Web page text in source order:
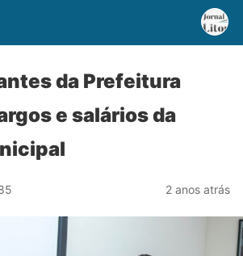
da Prefeitura
e salários da
2 anos atrás